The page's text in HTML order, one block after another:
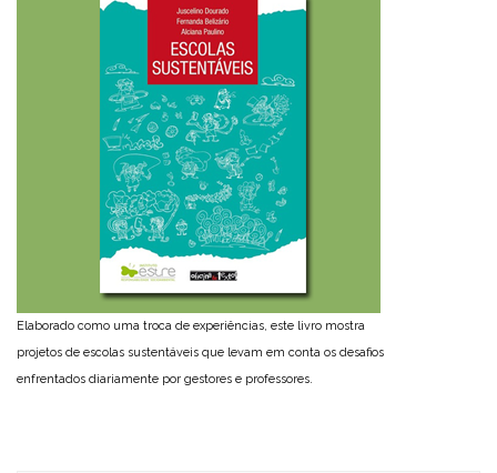
Elaborado como uma troca de experiências, este livro mostra
projetos de escolas sustentáveis que levam em conta os desafios
enfrentados diariamente por gestores e professores.